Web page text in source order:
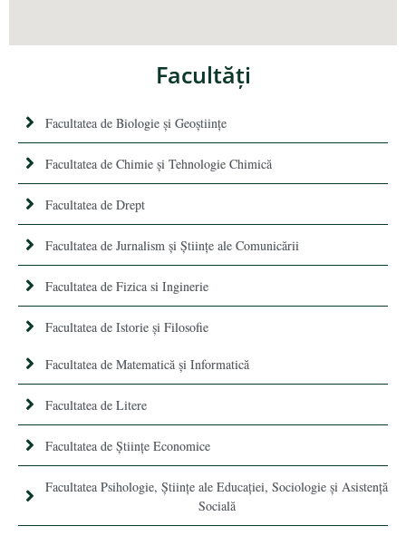
Facultăţi
Facultatea de Biologie și Geoștiințe
Facultatea de Chimie şi Tehnologie Chimică
Facultatea de Drept
Facultatea de Jurnalism şi Ştiinţe ale Comunicării
Facultatea de Fizica si Inginerie
Facultatea de Istorie şi Filosofie
Facultatea de Matematică şi Informatică
Facultatea de Litere
Facultatea de Științe Economice
Facultatea Psihologie, Ştiinţe ale Educaţiei, Sociologie și Asistență
Socială